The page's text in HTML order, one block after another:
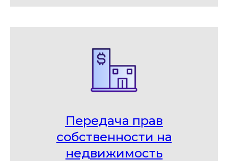
Передача прав
собственности на
недвижимость